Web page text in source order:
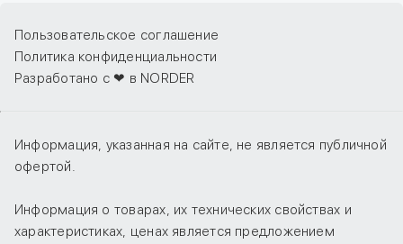
Пользовательское соглашение
Политика конфиденциальности
Разработано с ❤ в NORDER
Информация, указанная на сайте, не является публичной
офертой.
Информация о товарах, их технических свойствах и
характеристиках, ценах является предложением